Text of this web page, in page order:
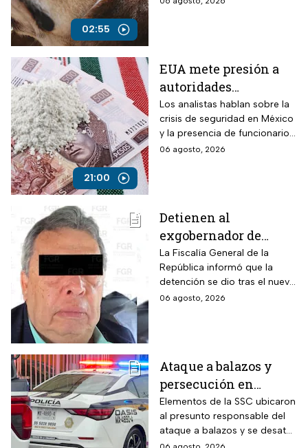
02:55
21:00
EUA mete presión a
autoridades
mexicanas para
combatir al
narcotráfico y detener
a funcionarios
Los analistas hablan sobre la
crisis de seguridad en México
y la presencia de funcionarios
corruptos en el narcotráfico
06 agosto, 2026
Detienen al
exgobernador de
Guerrero, Ángel
Aguirre, por el Caso
Ayotzinapa
La Fiscalía General de la
República informó que la
detención se dio tras el nuevo
modelo de investigación
06 agosto, 2026
Ataque a balazos y
persecución en
Álvaro Obregón,
CDMX, hoy 6 de agosto
Elementos de la SSC ubicaron
al presunto responsable del
ataque a balazos y se desató
una persecución